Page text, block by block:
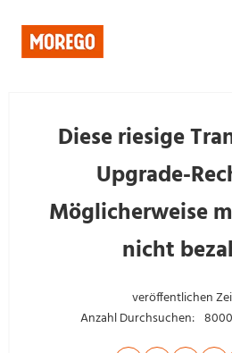
Diese riesige
Upgrade-
Möglicherweise
nicht
veröffentlichen
Anzahl Durchsuchen: 8000